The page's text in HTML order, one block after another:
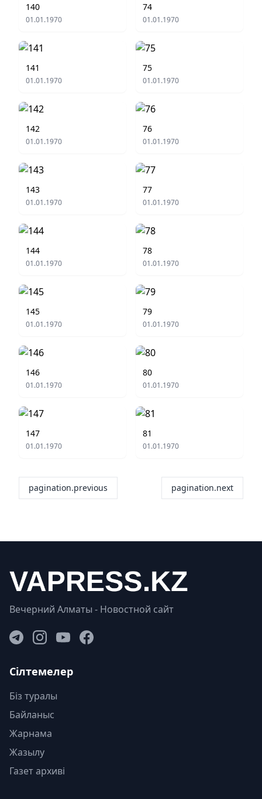
140
01.01.1970
74
01.01.1970
141
01.01.1970
75
01.01.1970
142
01.01.1970
76
01.01.1970
143
01.01.1970
77
01.01.1970
144
01.01.1970
78
01.01.1970
145
01.01.1970
79
01.01.1970
146
01.01.1970
80
01.01.1970
147
01.01.1970
81
01.01.1970
pagination.previous pagination.next
Вечерний Алматы - Новостной сайт
Сілтемелер
Біз туралы
Байланыс
Жарнама
Жазылу
Газет архиві